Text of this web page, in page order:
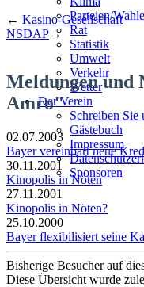
Parteien/
Rat
Statistik
Umwelt
Verkehr
Wetter
Der Verein
Schreiben Sie
Gästebuch
Impressum
Sponsoren
← Kasino-Gesellschaft
NSDAP→
Meldungen und
Amro"
02.07.2003
Bayer vereinbart neue
30.11.2001
Kinopolis in Nöten
27.11.2001
Kinopolis in Nöten?
25.10.2000
Bayer flexibilisiert seine
Bisherige Besucher auf
Diese Übersicht wurde